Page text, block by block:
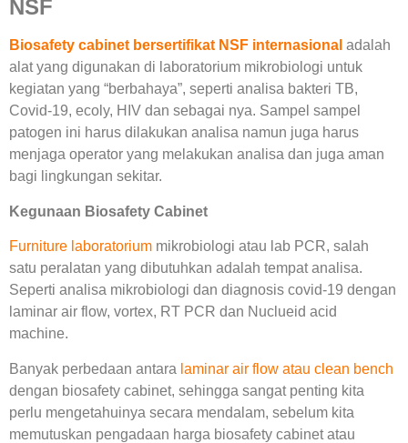
NSF
Biosafety cabinet bersertifikat NSF internasional adalah
alat yang digunakan di laboratorium mikrobiologi untuk
kegiatan yang “berbahaya”, seperti analisa bakteri TB,
Covid-19, ecoly, HIV dan sebagai nya. Sampel sampel
patogen ini harus dilakukan analisa namun juga harus
menjaga operator yang melakukan analisa dan juga aman
bagi lingkungan sekitar.
Kegunaan Biosafety Cabinet
Furniture laboratorium mikrobiologi atau lab PCR, salah
satu peralatan yang dibutuhkan adalah tempat analisa.
Seperti analisa mikrobiologi dan diagnosis covid-19 dengan
laminar air flow, vortex, RT PCR dan Nuclueid acid
machine.
Banyak perbedaan antara laminar air flow atau clean bench
dengan biosafety cabinet, sehingga sangat penting kita
perlu mengetahuinya secara mendalam, sebelum kita
memutuskan pengadaan harga biosafety cabinet atau